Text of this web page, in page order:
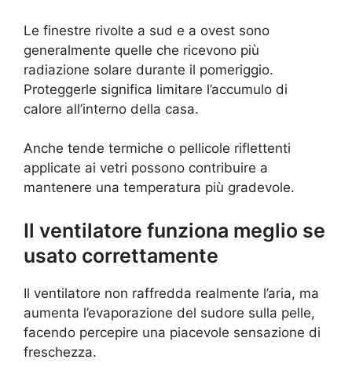
Le finestre rivolte a sud e a ovest sono
generalmente quelle che ricevono più
radiazione solare durante il pomeriggio.
Proteggerle significa limitare l’accumulo di
calore all’interno della casa.
Anche tende termiche o pellicole riflettenti
applicate ai vetri possono contribuire a
mantenere una temperatura più gradevole.
Il ventilatore funziona meglio se
usato correttamente
Il ventilatore non raffredda realmente l’aria, ma
aumenta l’evaporazione del sudore sulla pelle,
facendo percepire una piacevole sensazione di
freschezza.